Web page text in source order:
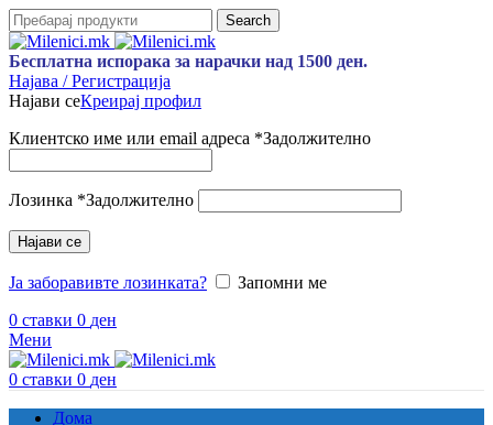
Search
Бесплатна испорака за нарачки над 1500 ден.
Најава / Регистрација
Најави сеКреирај профил
Клиентско име или email адреса *Задолжително
Лозинка *Задолжително
Најави се
Ја заборавивте лозинката?
Запомни ме
0 ставки 0 ден
Мени
0 ставки 0 ден
Дома